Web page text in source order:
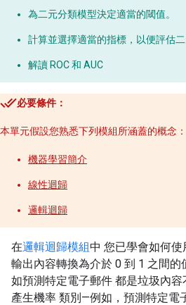
為二元分類模型決定適當的閾值。
計算並選擇適當的指標，以便評估二
解讀 ROC 和 AUC
必要條件：
本單元假設您熟悉下列模組所涵蓋的概念：
機器學習簡介
線性迴歸
邏輯迴歸
在邏輯迴歸模組中 您已學會如何使
輸出內容轉換為介於 0 到 1 之間的
如預測特定電子郵件 都是垃圾內
產生機率 類別—例如，預測特定電